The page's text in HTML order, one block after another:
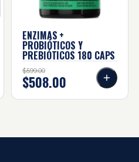
ENZIMAS +
PROBIÓTICOS Y
PREBIÓTICOS 180 CAPS
$599.00
$508.00